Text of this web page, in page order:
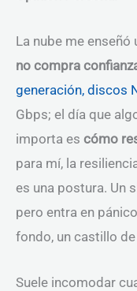
La nube me
no compra
generación, discos
Gbps; el día que
importa es cómo
para mí, la
es una postura. Un
pero entra en
fondo, un castillo de
Suele incomodar